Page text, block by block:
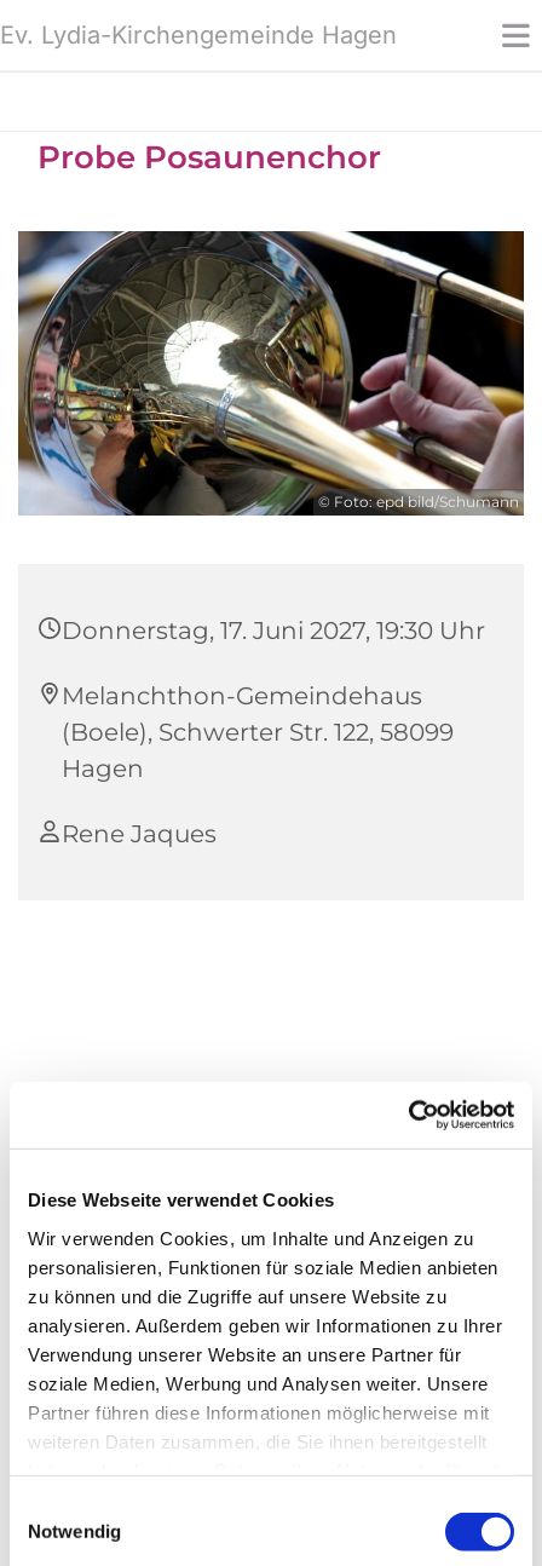
Diese Webseite verwendet Cookies
Wir verwenden Cookies, um Inhalte und Anzeigen zu
personalisieren, Funktionen für soziale Medien anbieten
zu können und die Zugriffe auf unsere Website zu
analysieren. Außerdem geben wir Informationen zu Ihrer
Verwendung unserer Website an unsere Partner für
soziale Medien, Werbung und Analysen weiter. Unsere
Partner führen diese Informationen möglicherweise mit
weiteren Daten zusammen, die Sie ihnen bereitgestellt
Notwendig
Ev. Lydia-Kirchengemeinde Hagen
Probe Posaunenchor
© Foto: epd bild/Schumann
Donnerstag, 17. Juni 2027, 19:30 Uhr
Melanchthon-Gemeindehaus
(Boele), Schwerter Str. 122, 58099
Hagen
Rene Jaques
Dies könnte Sie auch
interessieren